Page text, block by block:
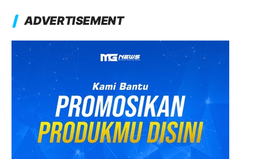
ADVERTISEMENT